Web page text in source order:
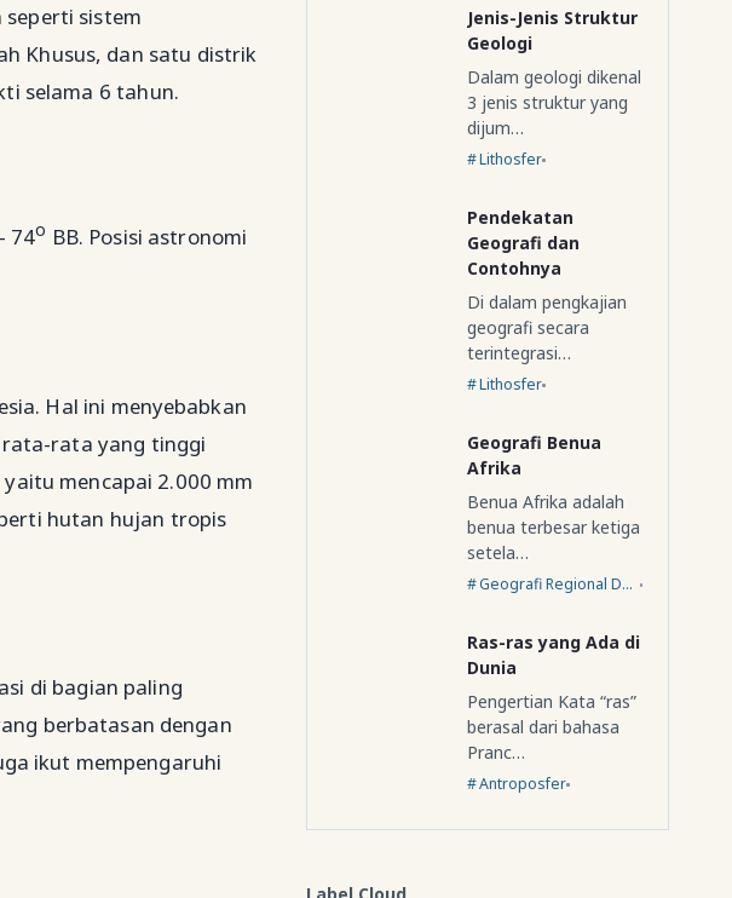
seperti sistem
Khusus, dan satu distrik
selama 6 tahun.
74o BB. Posisi astronomi
Hal ini menyebabkan
rata-rata yang tinggi
mencapai 2.000 mm
hutan hujan tropis
di bagian paling
berbatasan dengan
ikut mempengaruhi
Jenis-Jenis Struktur
Geologi
Dalam geologi dikenal
3 jenis struktur yang
dijum…
Lithosfer
Pendekatan
Geografi dan
Contohnya
Di dalam pengkajian
geografi secara
terintegrasi…
Lithosfer
Geografi Benua
Afrika
Benua Afrika adalah
benua terbesar ketiga
setela…
Geografi Regional Dunia
Ras-ras yang Ada di
Dunia
Pengertian Kata “ras”
berasal dari bahasa
Pranc…
Antroposfer